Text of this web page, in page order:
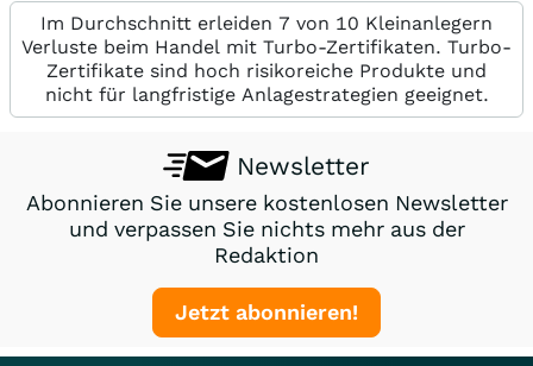
Im Durchschnitt erleiden 7 von 10 Kleinanlegern
Verluste beim Handel mit Turbo-Zertifikaten. Turbo-
Zertifikate sind hoch risikoreiche Produkte und
nicht für langfristige Anlagestrategien geeignet.
Newsletter
Abonnieren Sie unsere kostenlosen Newsletter
und verpassen Sie nichts mehr aus der
Redaktion
Jetzt abonnieren!